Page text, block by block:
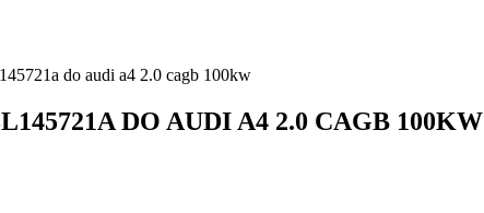
do audi a4 2.0 cagb 100kw
DO AUDI A4 2.0 CAGB 100KW